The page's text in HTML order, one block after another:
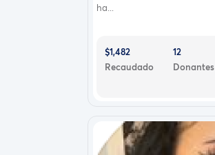
ha...
$1,482
Recaudado
12
Donantes